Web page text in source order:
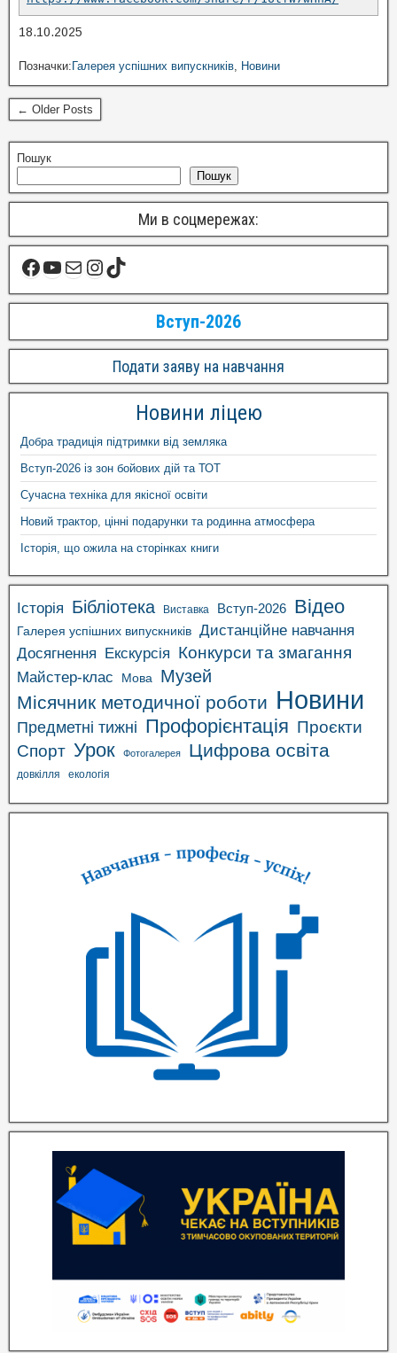
18.10.2025
Позначки:Галерея успішних випускників Новини
← Older Posts
Пошук
Пошук
Ми в соцмережах:
Вступ-2026
Подати заяву на навчання
Новини ліцею
Добра традиція підтримки від земляка
Вступ-2026 із зон бойових дій та ТОТ
Сучасна техніка для якісної освіти
Новий трактор, цінні подарунки та родинна атмосфера
Історія, що ожила на сторінках книги
Історія Бібліотека Виставка Вступ-2026 Відео
Галерея успішних випускників Дистанційне навчання
Досягнення Екскурсія Конкурси та змагання
Майстер-клас Мова Музей
Місячник методичної роботи Новини
Предметні тижні Профорієнтація Проєкти
Спорт Урок Фотогалерея Цифрова освіта
довкілля екологія